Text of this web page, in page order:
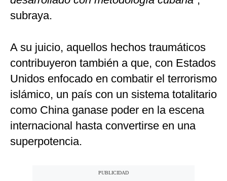
subraya.
A su juicio, aquellos hechos traumáticos
contribuyeron también a que, con Estados
Unidos enfocado en combatir el terrorismo
islámico, un país con un sistema totalitario
como China ganase poder en la escena
internacional hasta convertirse en una
superpotencia.